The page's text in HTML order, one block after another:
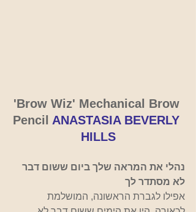
'Brow Wiz' Mechanical Brow
Pencil
ANASTASIA BEVERLY
HILLS
נהלי את המראה שלך ביום ששום דבר
לא מסתדר לך
אפילו לגברת הראשונה, המושלמת